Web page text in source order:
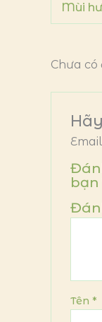
Mùi
Chưa có
bạn
Tên *